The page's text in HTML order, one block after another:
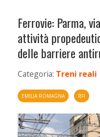
Ferrovie: Parma,
attività
delle barriere
Categoria: Treni reali
EMILIA ROMAGNA RFI